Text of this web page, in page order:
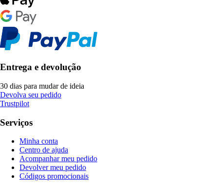
Entrega e devolução
30 dias para mudar de ideia
Devolva seu pedido
Trustpilot
Serviços
Minha conta
Centro de ajuda
Acompanhar meu pedido
Devolver meu pedido
Códigos promocionais